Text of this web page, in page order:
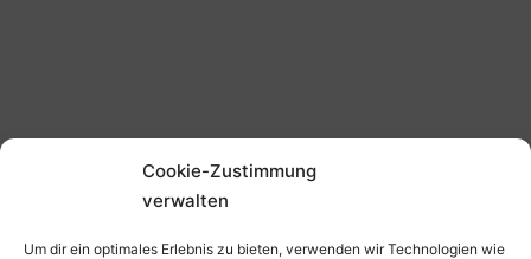
Cookie-Zustimmung
verwalten
Um dir ein optimales Erlebnis zu bieten, verwenden wir Technologien wie